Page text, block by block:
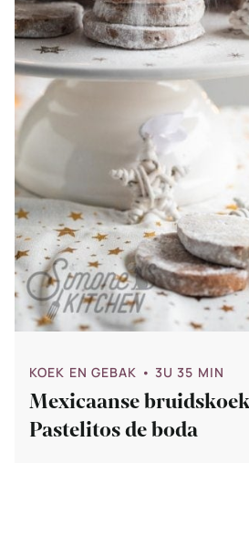
KOEK EN GEBAK • 3U 35 MIN
Mexicaanse
Pastelitos de boda